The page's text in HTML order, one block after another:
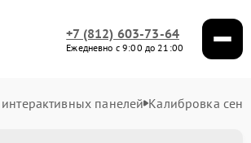
+7 (812) 603-73-64
Ежедневно с 9:00 до 21:00
панелей Калибровка